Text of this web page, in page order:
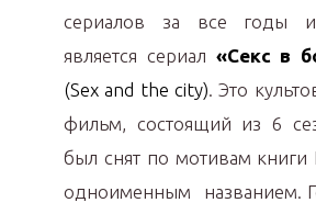
сериалов за все годы
является сериал «Секс в
(Sex and the city). Это
фильм, состоящий из 6
был снят по мотивам книги
одноименным названием.